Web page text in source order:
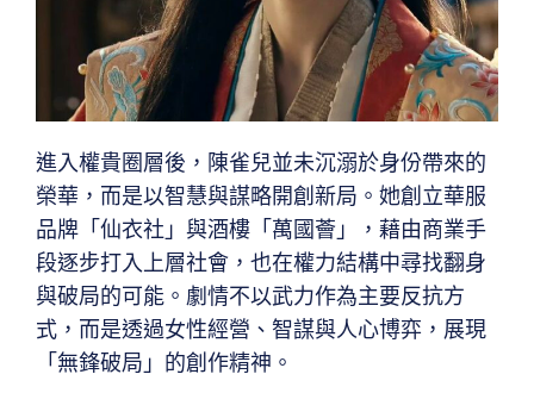
進入權貴圈層後，陳雀兒並未沉溺於身份帶來的
榮華，而是以智慧與謀略開創新局。她創立華服
品牌「仙衣社」與酒樓「萬國薈」，藉由商業手
段逐步打入上層社會，也在權力結構中尋找翻身
與破局的可能。劇情不以武力作為主要反抗方
式，而是透過女性經營、智謀與人心博弈，展現
「無鋒破局」的創作精神。